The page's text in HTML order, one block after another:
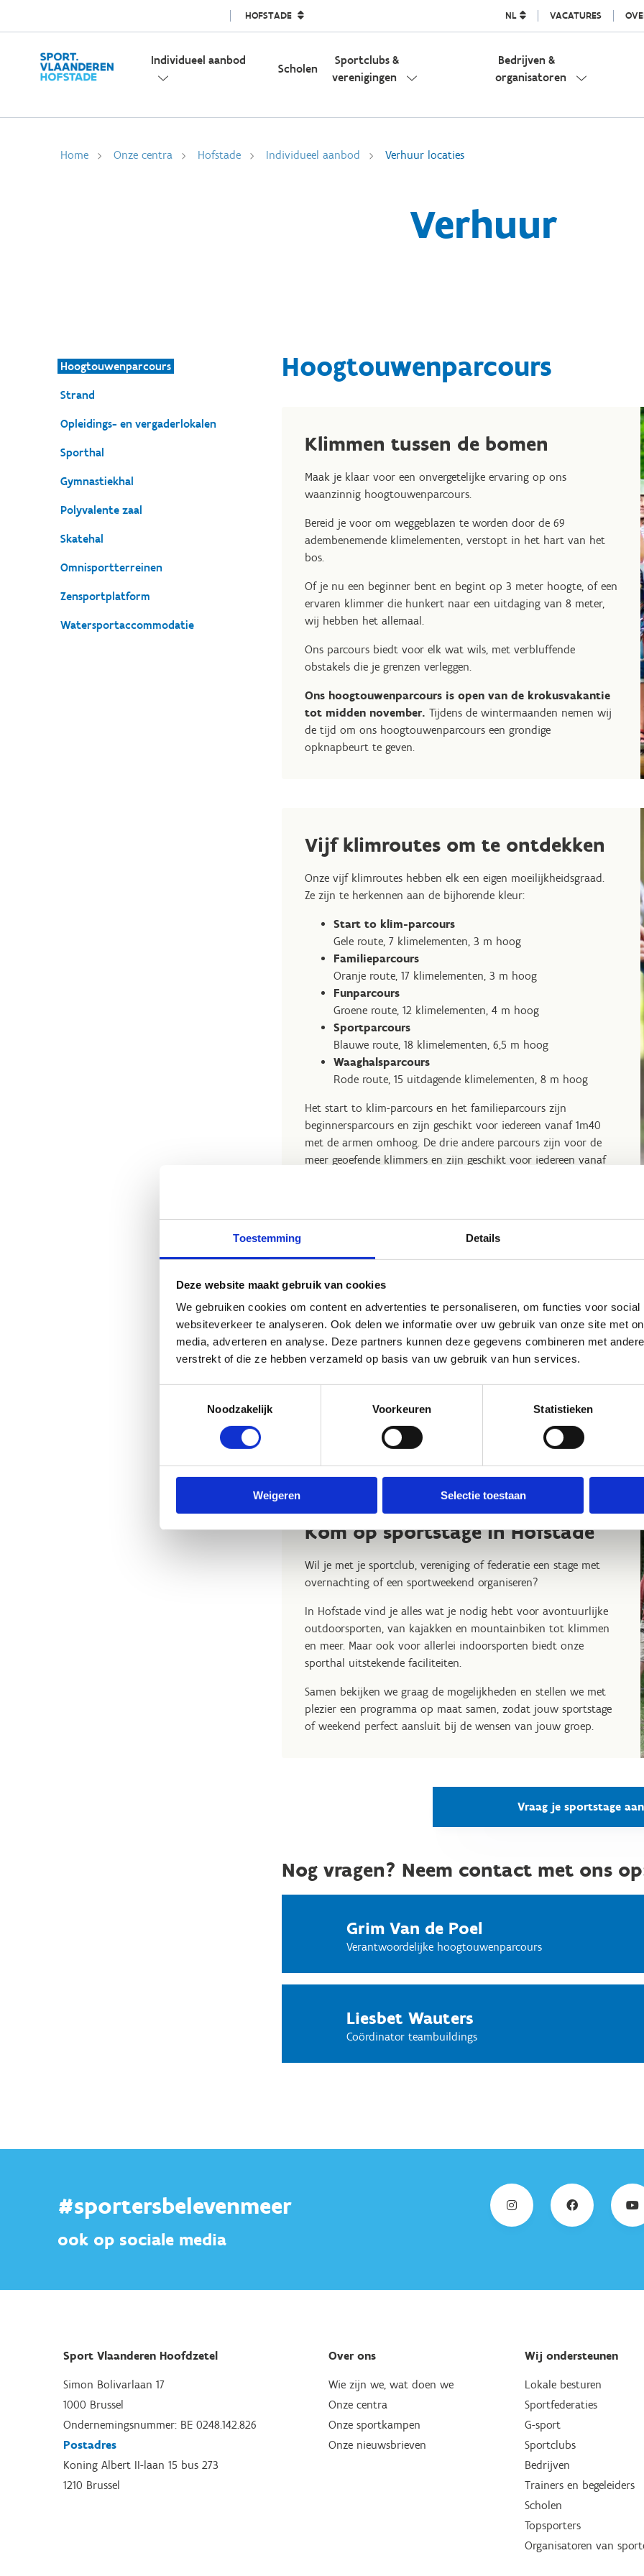
Toestemming Details
Deze website maakt gebruik van cookies
We gebruiken cookies om content en advertenties te personaliseren, om functies voor
websiteverkeer te analyseren. Ook delen we informatie over uw gebruik van onze site met
media, adverteren en analyse. Deze partners kunnen deze gegevens combineren met
verstrekt of die ze hebben verzameld op basis van uw gebruik van hun services.
Noodzakelijk
Voorkeuren Statistieken
Weigeren Selectie toestaan
HOFSTADE NL VACATURES
Individueel aanbod
Scholen
Sportclubs &
verenigingen
Bedrijven &
organisatoren
Home Onze centra Hofstade Individueel aanbod Verhuur locaties
Verhuur
Hoogtouwenparcours
Strand
Opleidings- en vergaderlokalen
Sporthal
Gymnastiekhal
Polyvalente zaal
Skatehal
Omnisportterreinen
Zensportplatform
Watersportaccommodatie
Hoogtouwenparcours
Klimmen tussen de bomen
Maak je klaar voor een onvergetelijke ervaring op ons
waanzinnig hoogtouwenparcours.
Bereid je voor om weggeblazen te worden door de 69
adembenemende klimelementen, verstopt in het hart van het
bos.
Of je nu een beginner bent en begint op 3 meter hoogte, of een
ervaren klimmer die hunkert naar een uitdaging van 8 meter,
wij hebben het allemaal.
Ons parcours biedt voor elk wat wils, met verbluffende
obstakels die je grenzen verleggen.
Ons hoogtouwenparcours is open van de krokusvakantie
tot midden november. Tijdens de wintermaanden nemen wij
de tijd om ons hoogtouwenparcours een grondige
opknapbeurt te geven.
Vijf klimroutes om te ontdekken
Onze vijf klimroutes hebben elk een eigen moeilijkheidsgraad.
Ze zijn te herkennen aan de bijhorende kleur:
Start to klim-parcours
Gele route, 7 klimelementen, 3 m hoog
Familieparcours
Oranje route, 17 klimelementen, 3 m hoog
Funparcours
Groene route, 12 klimelementen, 4 m hoog
Sportparcours
Blauwe route, 18 klimelementen, 6,5 m hoog
Waaghalsparcours
Rode route, 15 uitdagende klimelementen, 8 m hoog
Het start to klim-parcours en het familieparcours zijn
beginnersparcours en zijn geschikt voor iedereen vanaf 1m40
met de armen omhoog. De drie andere parcours zijn voor de
meer geoefende klimmers en zijn geschikt voor iedereen vanaf
Met een groep de bomen in?
Schoolsportdag, bedrijfssportdag, vrijgezellenfeestje of
groepsuitstap? Ons team helpt je graag verder met het
samenstellen van een avontuurlijk activiteitenpakket.
Ontdek ons aanbod voor
Kom op sportstage in Hofstade
Wil je met je sportclub, vereniging of federatie een stage met
overnachting of een sportweekend organiseren?
In Hofstade vind je alles wat je nodig hebt voor avontuurlijke
outdoorsporten, van kajakken en mountainbiken tot klimmen
en meer. Maar ook voor allerlei indoorsporten biedt onze
sporthal uitstekende faciliteiten.
Samen bekijken we graag de mogelijkheden en stellen we met
plezier een programma op maat samen, zodat jouw sportstage
of weekend perfect aansluit bij de wensen van jouw groep.
Vraag je sportstage aan
Nog vragen? Neem contact met ons
Grim Van de Poel
Verantwoordelijke hoogtouwenparcours
Liesbet Wauters
Coördinator teambuildings
#sportersbelevenmeer
ook op sociale media
Sport Vlaanderen Hoofdzetel
Simon Bolivarlaan 17
1000 Brussel
Ondernemingsnummer: BE 0248.142.826
Postadres
Koning Albert II-laan 15 bus 273
1210 Brussel
Over ons
Wie zijn we, wat doen we
Onze centra
Onze sportkampen
Onze nieuwsbrieven
Wij ondersteunen
Lokale besturen
Sportfederaties
G-sport
Sportclubs
Bedrijven
Trainers en begeleiders
Scholen
Topsporters
Organisatoren van